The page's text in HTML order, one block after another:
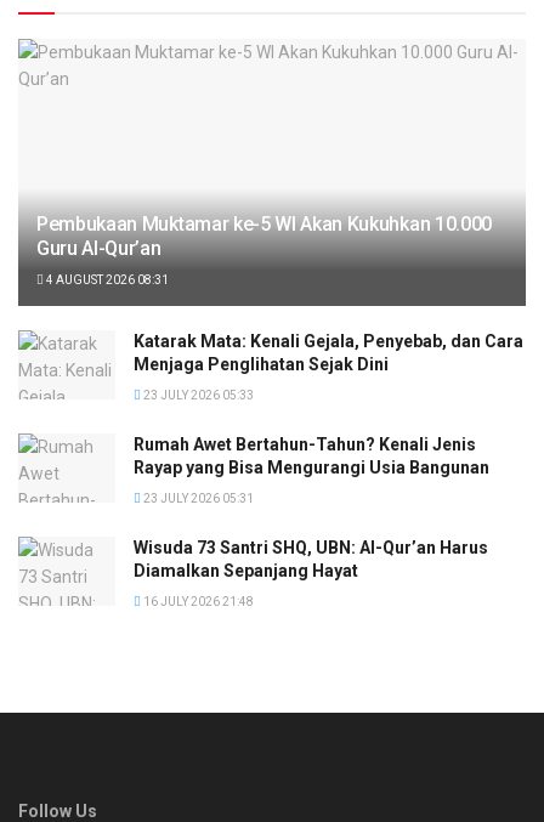
Pembukaan Muktamar ke-5 WI Akan Kukuhkan 10.000
Guru Al-Qur’an
4 AUGUST 2026 08:31
Katarak Mata: Kenali Gejala, Penyebab, dan Cara
Menjaga Penglihatan Sejak Dini
23 JULY 2026 05:33
Rumah Awet Bertahun-Tahun? Kenali Jenis
Rayap yang Bisa Mengurangi Usia Bangunan
23 JULY 2026 05:31
Wisuda 73 Santri SHQ, UBN: Al-Qur’an Harus
Diamalkan Sepanjang Hayat
16 JULY 2026 21:48
Follow Us